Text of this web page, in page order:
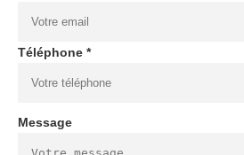
Téléphone *
Message